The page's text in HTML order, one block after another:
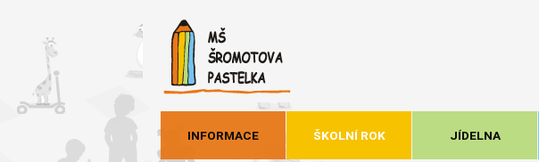
INFORMACE ŠKOLNÍ ROK JÍDELNA